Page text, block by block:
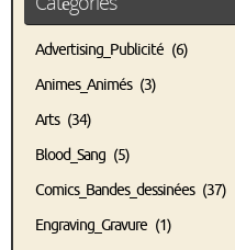
Advertising_Publicité (6)
Animes_Animés(3)
Arts(34)
Blood_Sang (5)
Comics_Bandes_dessinées(37)
Engraving_Gravure (1)